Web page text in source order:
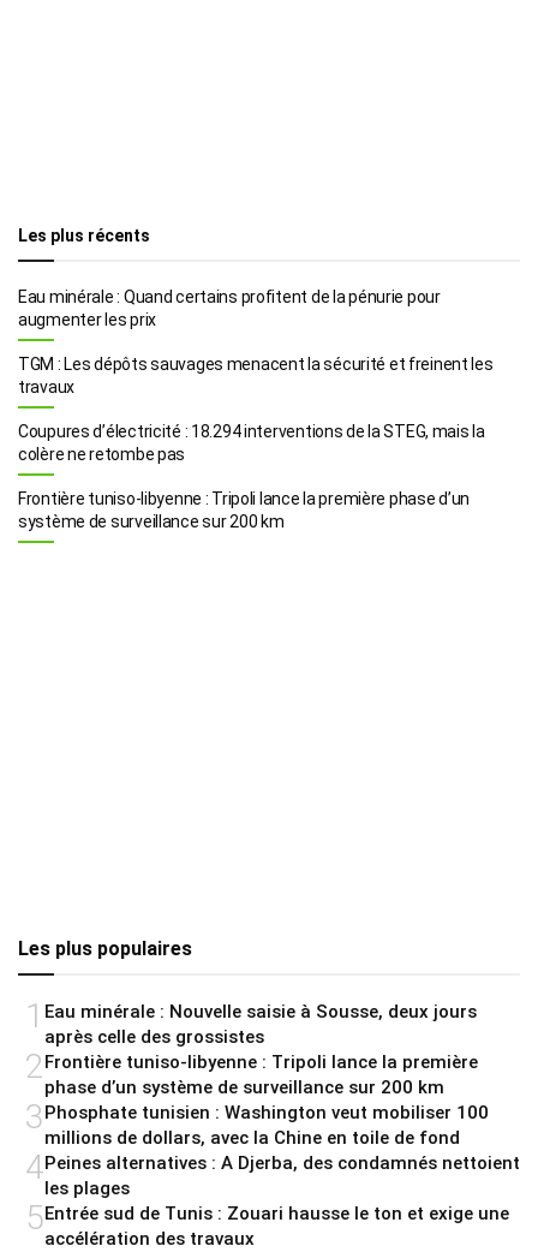
Les plus récents
Eau minérale : Quand certains profitent de la pénurie pour
augmenter les prix
TGM : Les dépôts sauvages menacent la sécurité et freinent les
travaux
Coupures d’électricité : 18.294 interventions de la STEG, mais la
colère ne retombe pas
Frontière tuniso-libyenne : Tripoli lance la première phase d’un
système de surveillance sur 200 km
Les plus populaires
1 Eau minérale : Nouvelle saisie à Sousse, deux jours
après celle des grossistes
2Frontière tuniso-libyenne : Tripoli lance la première
phase d’un système de surveillance sur 200 km
3Phosphate tunisien : Washington veut mobiliser 100
millions de dollars, avec la Chine en toile de fond
4Peines alternatives : A Djerba, des condamnés nettoient
les plages
5Entrée sud de Tunis : Zouari hausse le ton et exige une
accélération des travaux